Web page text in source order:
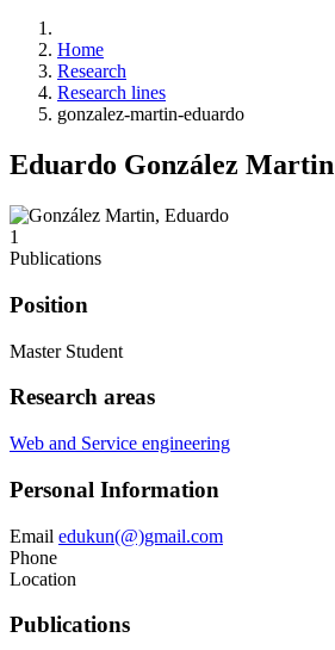
Home
Research
Research lines
gonzalez-martin-eduardo
Eduardo González Martin
1
Publications
Position
Master Student
Research areas
Web and Service engineering
Personal Information
Email edukun(@)gmail.com
Phone
Location
Publications